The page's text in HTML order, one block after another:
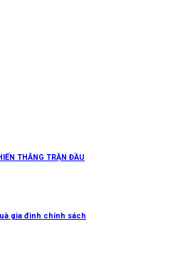
THẮNG TRẬN ĐẦU
gia đình chính sách